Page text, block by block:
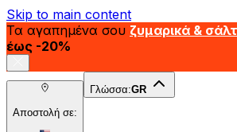
Skip to main content
Τα αγαπημένα σου ζυμαρικά &
έως -20%
Αποστολή σε:
Γλώσσα:GR